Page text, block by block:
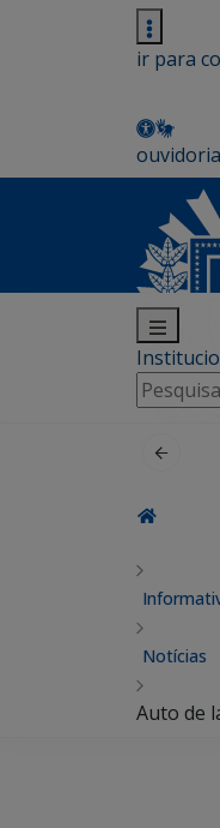
ir para
ouvidoria
Pesquisar
por:
Notícias
Auto de